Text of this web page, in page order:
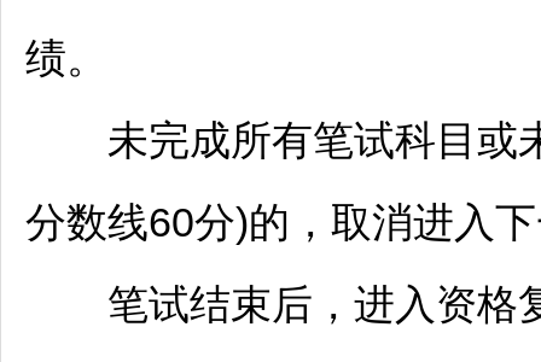
绩。
未完成所有笔试科目或
分数线60分)的，取消进入
笔试结束后，进入资格